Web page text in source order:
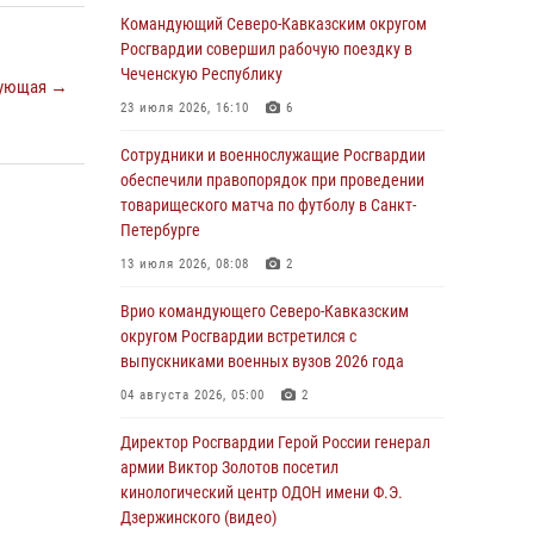
→
Росгвардейцы провели занятие по
стрелковой подготовке для воспитанников
Центра детского, юношеского туризма и
Республики
09 августа 2026, 05:00
Всероссийская ведомственная акции
«Каникулы с Росгвардией проходит в Сибири
Росгвардейцы провели патриотическое
занятие для детей на Поклонной горе в
Москве (видео)
В ЛНР росгвардейцы провели тренировку по
единоборствам для юных воспитанников
спортивной школы
Командующий Северо-Кавказским округом
Росгвардии совершил рабочую поездку в
Чеченскую Республику
23 июля 2026, 16:10 6
Сотрудники и военнослужащие Росгвардии
обеспечили правопорядок при проведении
товарищеского матча по футболу в Санкт-
Петербурге
13 июля 2026, 08:08 2
Врио командующего Северо-Кавказским
округом Росгвардии встретился с
выпускниками военных вузов 2026 года
04 августа 2026, 05:00 2
Директор Росгвардии Герой России генерал
армии Виктор Золотов посетил
кинологический центр ОДОН имени Ф.Э.
Дзержинского (видео)